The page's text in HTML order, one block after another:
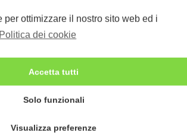
per ottimizzare il nostro sito web ed i
Politica dei cookie
Accetta tutti
Solo funzionali
Visualizza preferenze
le tradizioni è importante perché...
insegnare ai bambini a lavarsi
è molto importante ma è un conc
pubblicità